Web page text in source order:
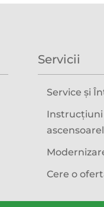
Servicii
Service și
Instrucțiuni
Cere o